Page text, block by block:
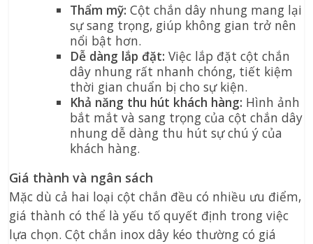
Thẩm mỹ: Cột chắn dây nhung mang lại
sự sang trọng, giúp không gian trở nên
nổi bật hơn.
Dễ dàng lắp đặt: Việc lắp đặt cột chắn
dây nhung rất nhanh chóng, tiết kiệm
thời gian chuẩn bị cho sự kiện.
Khả năng thu hút khách hàng: Hình ảnh
bắt mắt và sang trọng của cột chắn dây
nhung dễ dàng thu hút sự chú ý của
khách hàng.
Giá thành và ngân sách
Mặc dù cả hai loại cột chắn đều có nhiều ưu điểm,
giá thành có thể là yếu tố quyết định trong việc
lựa chọn. Cột chắn inox dây kéo thường có giá